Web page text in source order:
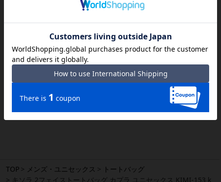
TOP メンズ・ユニセックス
トートバッグ
キソラ 2フェイストートバッグ カプラ ユニセックス KIMI-153 k
● メーカーサイズ、もしくは実際に測った寸法となります。商品の素材等
目安としてお考えください。
● 天然皮革・素材を使用している商品によっては、天然素材の特性上、部
位により風合いやシミ・シワ感や焦げ、濃淡など多少の個体差がある場合
があります。あらかじめご了承ください。